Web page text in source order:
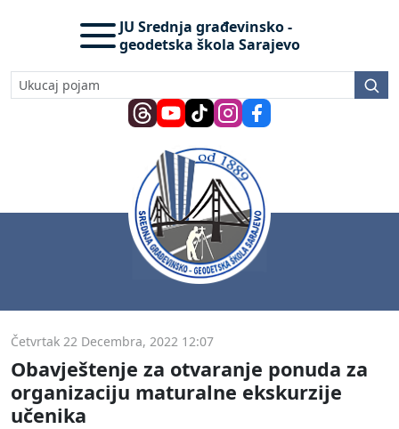
JU Srednja građevinsko -
geodetska škola Sarajevo
Četvrtak 22 Decembra, 2022 12:07
Obavještenje za otvaranje ponuda za
organizaciju maturalne ekskurzije
učenika